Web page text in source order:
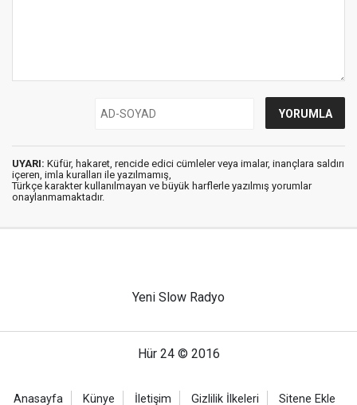
UYARI: Küfür, hakaret, rencide edici cümleler veya imalar, inançlara saldırı
içeren, imla kuralları ile yazılmamış,
Türkçe karakter kullanılmayan ve büyük harflerle yazılmış yorumlar
onaylanmamaktadır.
Yeni Slow Radyo
Hür 24 © 2016
Anasayfa Künye İletişim Gizlilik İlkeleri Sitene Ekle